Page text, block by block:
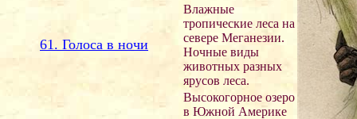
61. Голоса в ночи
Влажные
тропические леса на
севере Меганезии.
Ночные виды
животных разных
ярусов леса.
Высокогорное озеро
в Южной Америке